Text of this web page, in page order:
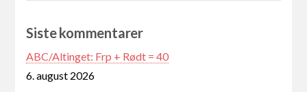
Siste kommentarer
ABC/Altinget: Frp + Rødt = 40
6. august 2026